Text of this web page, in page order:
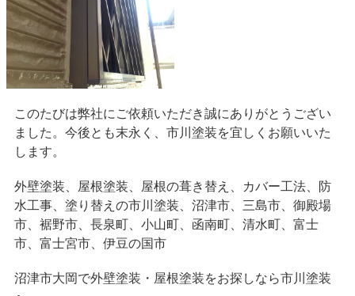
このたびは弊社にご依頼いただき誠にありがとうござい
ました。今後とも末永く、市川塗装を宜しくお願いいた
します。
外壁塗装、屋根塗装、屋根の葺き替え、カバー工法、防
水工事、塗り替えの市川塗装、沼津市、三島市、御殿場
市、裾野市、長泉町、小山町、函南町、清水町、富士
市、富士宮市、伊豆の国市
沼津市大岡で外壁塗装・屋根塗装をお探しなら市川塗装